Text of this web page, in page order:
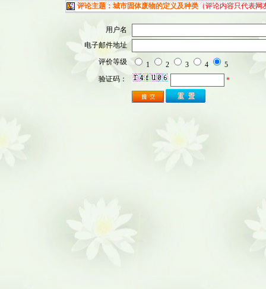
评论主题：城市固体废物的定义及种类（评论内容只代表网
用户名
电子邮件地址
评价等级
1 2 3 4
5
验证码：
*